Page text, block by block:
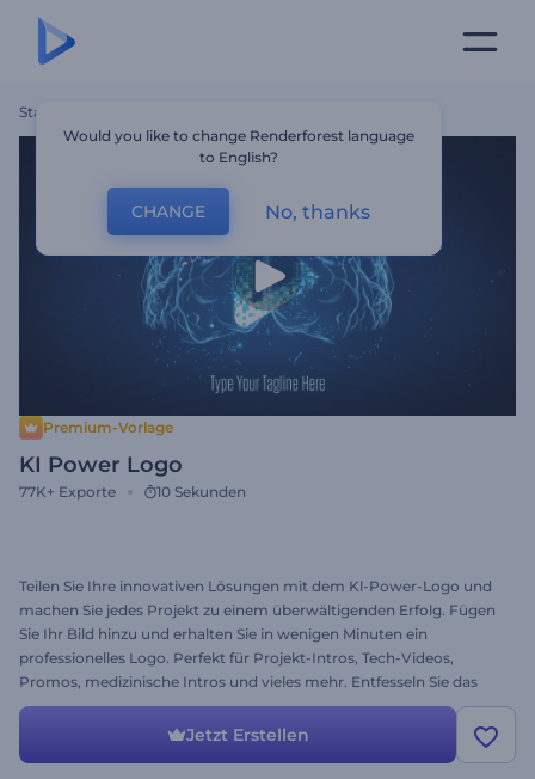
Startseite
Premium-Vorlage
KI Power Logo
77K+ Exporte 10 Sekunden
Teilen Sie Ihre innovativen Lösungen mit dem Kl-Power-Logo und
machen Sie jedes Projekt zu einem überwältigenden Erfolg. Fügen
Sie Ihr Bild hinzu und erhalten Sie in wenigen Minuten ein
professionelles Logo. Perfekt für Projekt-Intros, Tech-Videos,
Promos, medizinische Intros und vieles mehr. Entfesseln Sie das
volle Potenzial Ihres Projekts durch die Kraft der KI-
Gehirnanimation. Probieren Sie es gleich jetzt kostenlos aus!
Jetzt Erstellen
Would you like to change Renderforest language
to English?
CHANGE No, thanks